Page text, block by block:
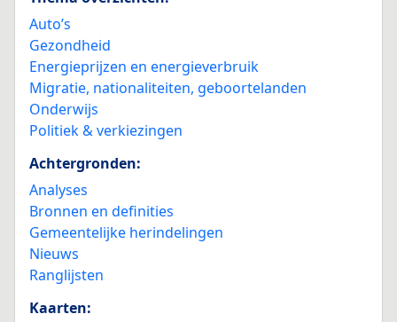
Auto’s
Gezondheid
Energieprijzen en energieverbruik
Migratie, nationaliteiten, geboortelanden
Onderwijs
Politiek & verkiezingen
Achtergronden:
Analyses
Bronnen en definities
Gemeentelijke herindelingen
Nieuws
Ranglijsten
Kaarten: